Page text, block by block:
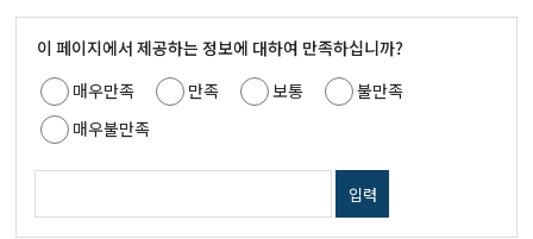
이 페이지에서 제공하는 정보에 대하여 만족하십니까?
매우만족
만족 보통
불만족
매우불만족